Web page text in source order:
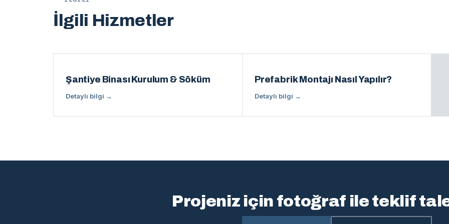
İlgili Hizmetler
Şantiye Binası Kurulum & Söküm
Detaylı bilgi →
Prefabrik Montajı Nasıl Yapılır?
Detaylı bilgi →
Projeniz için fotoğraf ile teklif